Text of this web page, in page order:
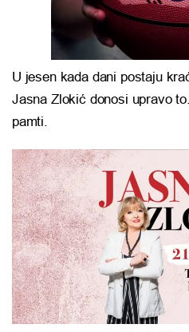
U jesen kada dani postaju
Jasna Zlokić donosi upravo
pamti.